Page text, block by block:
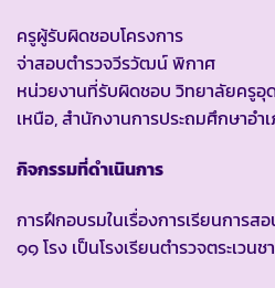
ครูผู้รับผิดชอบโครงการ
จ่าสอบตำรวจวีรวัฒน์ พิกาศ
หน่วยงานที่รับผิดชอบ วิทยาลัยครูอุ
เหนือ, สำนักงานการประถมศึกษาอำ
กิจกรรมที่ดำเนินการ
การฝึกอบรมในเรื่องการเรียนการส
๑๑ โรง เป็นโรงเรียนตำรวจตระเวน